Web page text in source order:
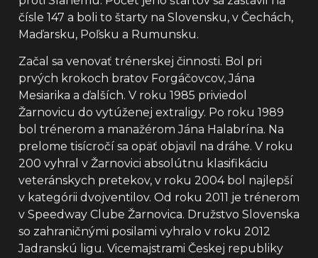
čísle 147 a boli to štarty na Slovensku, v Čechách,
Maďarsku, Poľsku a Rumunsku.
Začal sa venovať trénerskej činnosti. Bol pri
prvých krokoch bratov Forgáčovcov, Jána
Mesiarika a ďalších. V roku 1985 priviedol
Žarnovicu do vytúženej extraligy. Po roku 1989
bol trénerom a manažérom Jána Halabrína. Na
prelome tisícročí sa opäť objavil na dráhe. V roku
200 vyhral v Žarnovici absolútnu klasifikáciu
veteránskych pretekov, v roku 2004 bol najlepší
v kategórii dvojventilov. Od roku 2011 je trénerom
v Speedway Clube Žarnovica. Družstvo Slovenska
so zahraničnými posilami vyhralo v roku 2012
Jadranskú ligu. Vicemajstrami Českej republiky